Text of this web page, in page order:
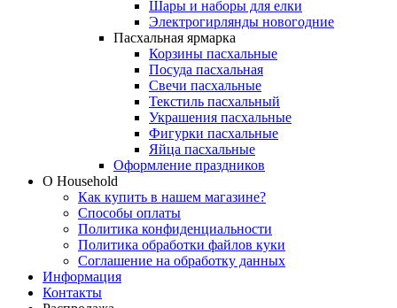
Шары и наборы для елки
Электрогирлянды новогодние
Пасхальная ярмарка
Корзины пасхальные
Посуда пасхальная
Свечи пасхальные
Текстиль пасхальный
Украшения пасхальные
Фигурки пасхальные
Яйца пасхальные
Оформление праздников
О Household
Как купить в нашем магазине?
Способы оплаты
Политика конфиденциальности
Политика обработки файлов куки
Соглашение на обработку данных
Информация
Контакты